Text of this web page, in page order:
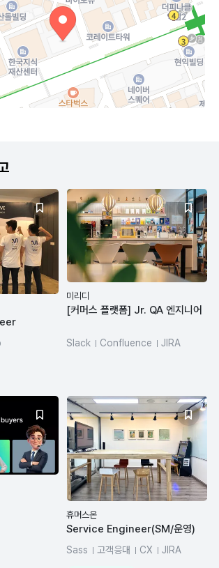
미리디
[커머스 플랫폼] Jr. QA 엔지니어
Slack Confluence JIRA
휴머스온
Service Engineer(SM/운영)
Sass 고객응대 CX
JIRA